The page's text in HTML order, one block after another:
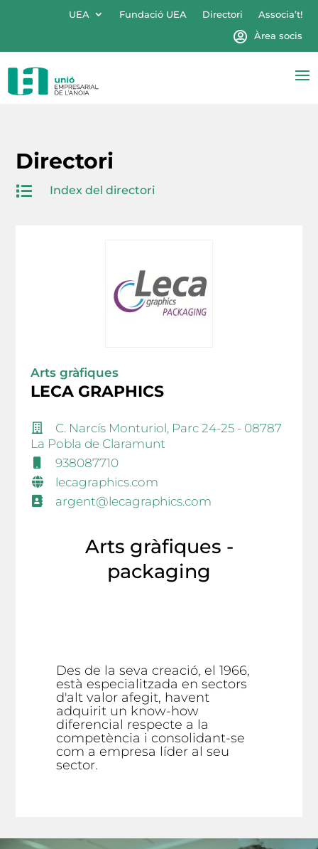
UEA Fundació UEA Directori
Associa’t!
Àrea socis
Directori
 Index del directori
Arts gràfiques
LECA GRAPHICS
C. Narcís Monturiol, Parc 24-25 - 08787
La Pobla de Claramunt
938087710
lecagraphics.com
argent@lecagraphics.com
Arts gràfiques -
packaging
Des de la seva creació, el 1966,
està especialitzada en sectors
d'alt valor afegit, havent
adquirit un know-how
diferencial respecte a la
competència i consolidant-se
com a empresa líder al seu
sector.